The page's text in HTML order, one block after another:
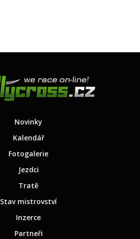
Novinky
Kalendář
Fotogalerie
Jezdci
Tratě
Stav mistrovství
Inzerce
Partneři